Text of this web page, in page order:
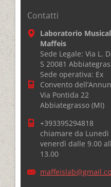
Contatti
Laboratorio
Maffeis
Sede Legale: Via L.
5 20081
Sede operativa: Ex
Convento
Via Pontida 22
Abbiategrasso (MI)
+393395294818
chiamare da Lunedi
venerdì dalle 9.00
13.00
maffeislab@gmail